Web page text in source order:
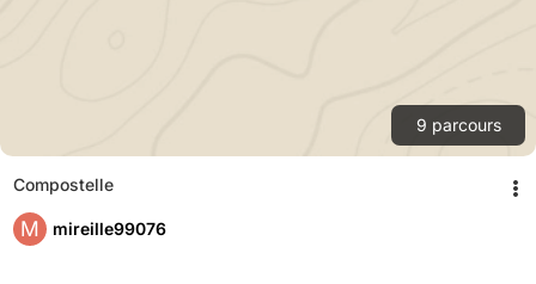
9 parcours
Compostelle
M mireille99076